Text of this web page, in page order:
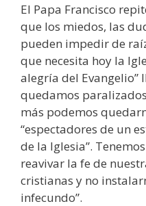
El Papa Francisco
que los miedos, las
pueden impedir de
que necesita hoy la
alegría del Evangelio”
quedamos
más podemos
“espectadores de un
de la Iglesia”.
reavivar la fe de
cristianas y no
infecundo”.